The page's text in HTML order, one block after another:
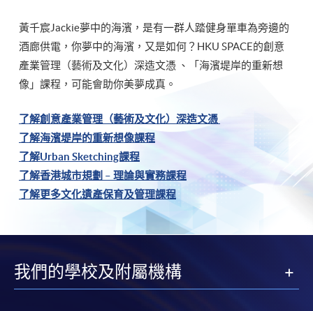
黃千宸Jackie夢中的海濱，是有一群人踏健身單車為旁邊的
酒廊供電，你夢中的海濱，又是如何？HKU SPACE的創意
產業管理（藝術及文化）深造文憑 、「海濱堤岸的重新想
像」課程，可能會助你美夢成真。
了解創意產業管理（藝術及文化）深造文憑
了解海濱堤岸的重新想像課程
了解Urban Sketching課程
了解香港城市規劃 – 理論與實務課程
了解更多文化遺產保育及管理課程
我們的學校及附屬機構